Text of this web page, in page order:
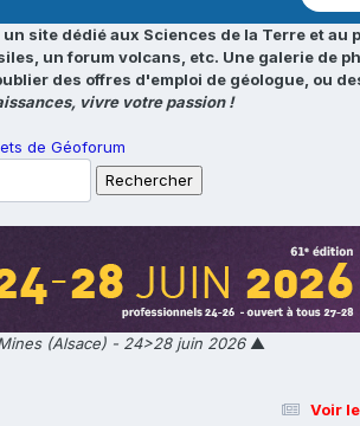
site dédié aux Sciences de la Terre et
un forum volcans, etc. Une galerie de
des offres d'emploi de géologue, ou
vivre votre passion !
de Géoforum
(Alsace) - 24>28 juin 2026▲
Voir